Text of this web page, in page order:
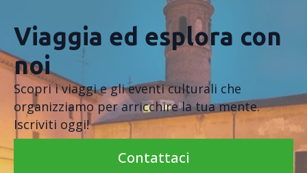
Viaggia ed esplora con
noi
Scopri i viaggi e gli eventi culturali che
organizziamo per arricchire la tua mente.
Iscriviti oggi!
Contattaci